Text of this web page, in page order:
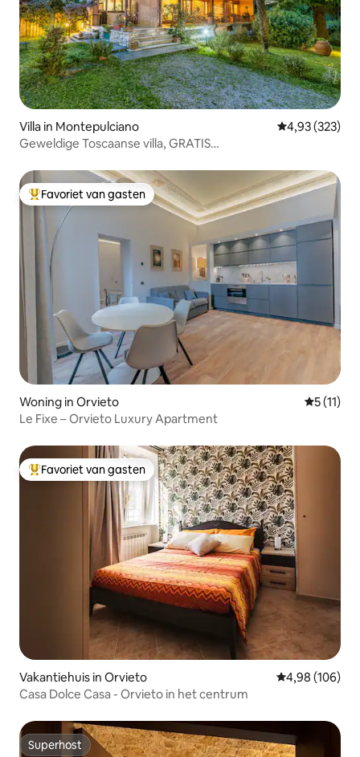
Villa in Montepulciano Gemiddelde
4,93 (323)
Geweldige Toscaanse villa, GRATIS
Topfavoriet van gasten
Favoriet van gasten
Woning in Orvieto
5 (11)
Le Fixe – Orvieto Luxury Apartment
Topfavoriet van gasten
Favoriet van gasten
Vakantiehuis in Orvieto Gemiddelde
4,98 (106)
Casa Dolce Casa - Orvieto in het centrum
Superhost
Superhost